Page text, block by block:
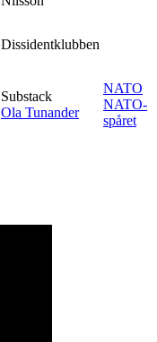
Dissidentklubben
Substack
Ola Tunander
NATO
NATO-
spåret